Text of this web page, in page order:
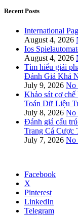
Recent Posts
International
August 4, 2026
Ios
August 4, 2026
Tìm hiểu giải
Đánh Giá Khả
July 9, 2026 No
Khảo sát cơ
Toán Dữ Liệu
July 8, 2026 No
Đánh giá cấu
Trang Cá Cược
July 7, 2026 No
Facebook
X
Pinterest
LinkedIn
Telegram